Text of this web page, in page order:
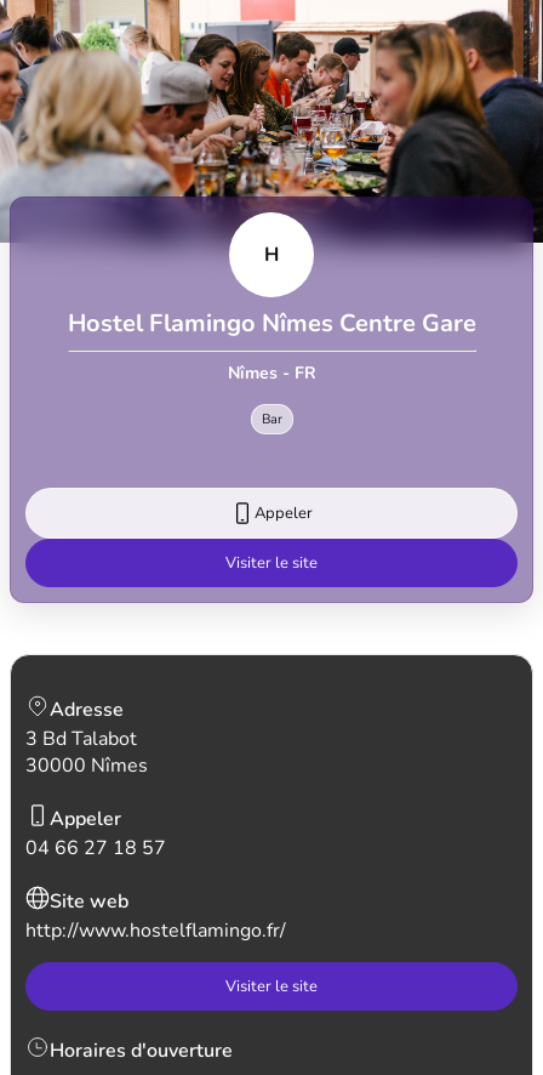
H
Hostel Flamingo Nîmes Centre Gare
Nîmes - FR
Bar
Appeler
Visiter le site
Adresse
3 Bd Talabot
30000 Nîmes
Appeler
04 66 27 18 57
Site web
http://www.hostelflamingo.fr/
Visiter le site
Horaires d'ouverture